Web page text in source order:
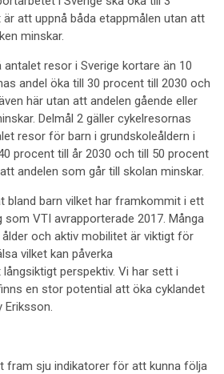
att uppnå båda etappmålen utan att
minskar.
antalet resor i Sverige kortare än 10
andel öka till 30 procent till 2030 och
här utan att andelen gående eller
Delmål 2 gäller cykelresornas
resor för barn i grundskoleåldern i
procent till år 2030 och till 50 procent
andelen som går till skolan minskar.
bland barn vilket har framkommit i ett
som VTI avrapporterade 2017. Många
och aktiv mobilitet är viktigt för
vilket kan påverka
perspektiv. Vi har sett i
en stor potential att öka cyklandet
Eriksson.
fram sju indikatorer för att kunna följa